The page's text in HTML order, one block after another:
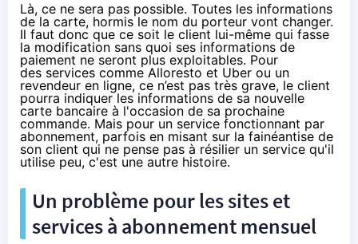
Là, ce ne sera pas possible. Toutes les informations
de la carte, hormis le nom du porteur vont changer.
Il faut donc que ce soit le client lui-même qui fasse
la modification sans quoi ses informations de
paiement ne seront plus exploitables. Pour
des services comme Alloresto et Uber ou un
revendeur en ligne, ce n’est pas très grave, le client
pourra indiquer les informations de sa nouvelle
carte bancaire à l'occasion de sa prochaine
commande. Mais pour un service fonctionnant par
abonnement, parfois en misant sur la fainéantise de
son client qui ne pense pas à résilier un service qu'il
utilise peu, c'est une autre histoire.
Un problème pour les sites et
services à abonnement mensuel